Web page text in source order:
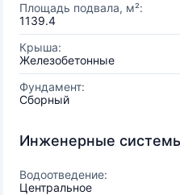
Площадь подвала, м²:
1139.4
Крыша:
Железобетонные
Фундамент:
Сборный
Инженерные
Водоотведение:
Центральное